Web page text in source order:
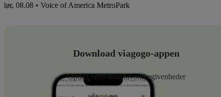
lør, 08.08 • Voice of America MetroPark
Download viagogo-appen
Opdag nemt dine favoritbegivenheder